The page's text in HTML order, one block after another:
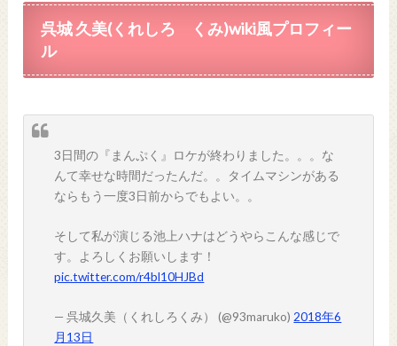
呉城 久美(くれしろ くみ)wiki風プロフィー
ル
3日間の『まんぷく』ロケが終わりました。。。な
んて幸せな時間だったんだ。。タイムマシンがある
ならもう一度3日前からでもよい。。
そして私が演じる池上ハナはどうやらこんな感じで
す。よろしくお願いします！
pic.twitter.com/r4bl10HJBd
— 呉城久美（くれしろくみ） (@93maruko) 2018年6
月13日